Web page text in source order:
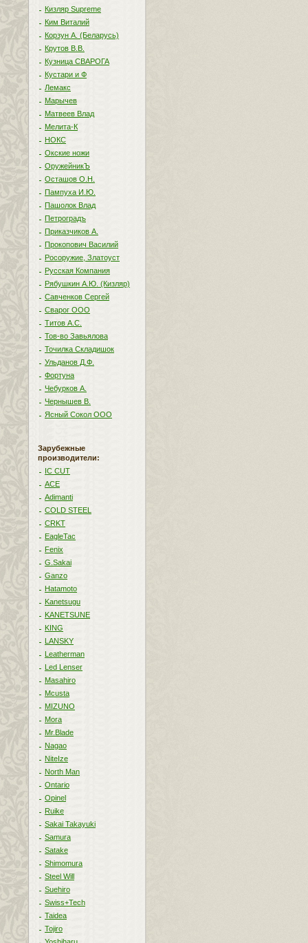
Кизляр Supreme
Ким Виталий
Корзун А. (Беларусь)
Крутов В.В.
Кузница СВАРОГА
Кустари и Ф
Лемакс
Марычев
Матвеев Влад
Мелита-К
НОКС
Окские ножи
ОружейникЪ
Осташов О.Н.
Пампуха И.Ю.
Пашолок Влад
Петроградъ
Приказчиков А.
Прокопович Василий
Росоружие, Златоуст
Русская Компания
Рябушкин А.Ю. (Кизляр)
Савченков Сергей
Сварог ООО
Титов А.С.
Тов-во Завьялова
Точилка Складишок
Ульданов Д.Ф.
Фортуна
Чебурков А.
Чернышев В.
Ясный Сокол ООО
Зарубежные
производители:
IC CUT
ACE
Adimanti
COLD STEEL
CRKT
EagleTac
Fenix
G.Sakai
Ganzo
Hatamoto
Kanetsugu
KANETSUNE
KING
LANSKY
Leatherman
Led Lenser
Masahiro
Mcusta
MIZUNO
Mora
Mr.Blade
Nagao
NiteIze
North Man
Ontario
Opinel
Ruike
Sakai Takayuki
Samura
Satake
Shimomura
Steel Will
Suehiro
Swiss+Tech
Taidea
Tojiro